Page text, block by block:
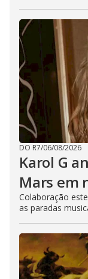
DO R7/06/08/2026
Karol G
Mars em
Colaboração
as paradas